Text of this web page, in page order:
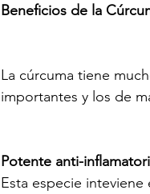
Beneficios de la
La cúrcuma tiene
importantes y los de
Potente anti-
Esta especie